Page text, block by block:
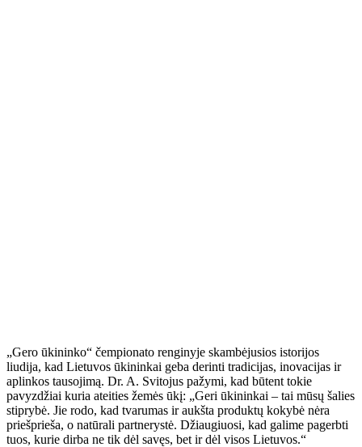
„Gero ūkininko“ čempionato renginyje skambėjusios istorijos
liudija, kad Lietuvos ūkininkai geba derinti tradicijas, inovacijas ir
aplinkos tausojimą. Dr. A. Svitojus pažymi, kad būtent tokie
pavyzdžiai kuria ateities žemės ūkį: „Geri ūkininkai – tai mūsų šalies
stiprybė. Jie rodo, kad tvarumas ir aukšta produktų kokybė nėra
priešprieša, o natūrali partnerystė. Džiaugiuosi, kad galime pagerbti
tuos, kurie dirba ne tik dėl savęs, bet ir dėl visos Lietuvos.“